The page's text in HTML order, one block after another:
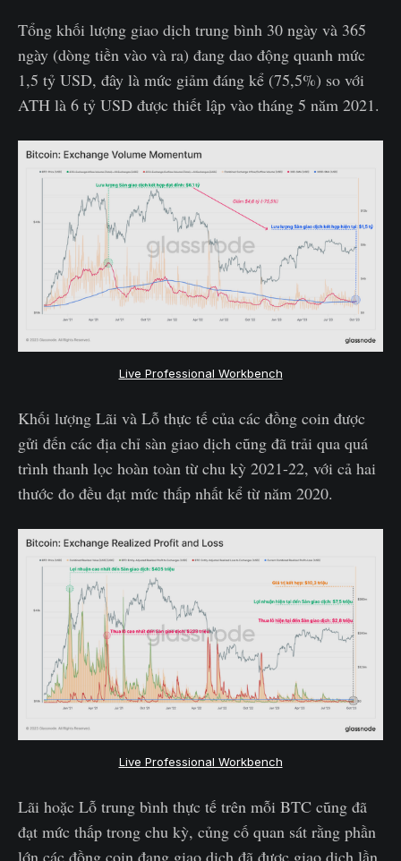
Tổng khối lượng giao dịch trung bình 30 ngày và 365
ngày (dòng tiền vào và ra) đang dao động quanh mức
1,5 tỷ USD, đây là mức giảm đáng kể (75,5%) so với
ATH là 6 tỷ USD được thiết lập vào tháng 5 năm 2021.
Live Professional Workbench
Khối lượng Lãi và Lỗ thực tế của các đồng coin được
gửi đến các địa chỉ sàn giao dịch cũng đã trải qua quá
trình thanh lọc hoàn toàn từ chu kỳ 2021-22, với cả hai
thước đo đều đạt mức thấp nhất kể từ năm 2020.
Live Professional Workbench
Lãi hoặc Lỗ trung bình thực tế trên mỗi BTC cũng đã
đạt mức thấp trong chu kỳ, củng cố quan sát rằng phần
lớn các đồng coin đang giao dịch đã được giao dịch lần